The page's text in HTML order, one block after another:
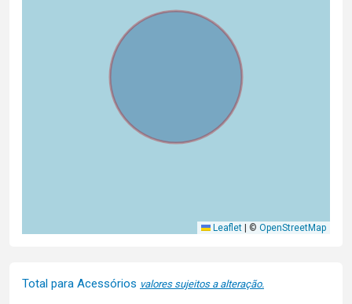
Leaflet | © OpenStreetMap
Total para Acessórios valores sujeitos a alteração.